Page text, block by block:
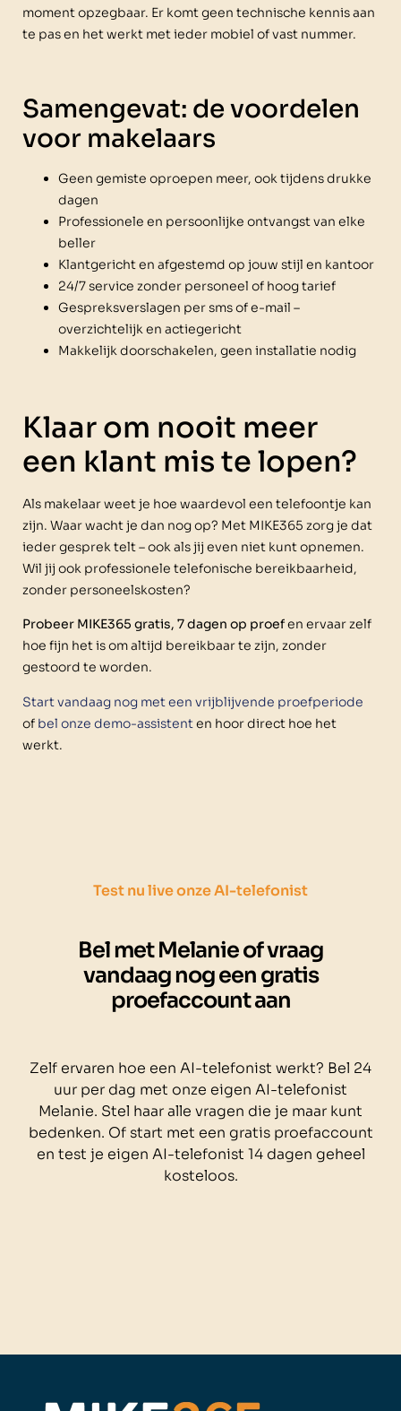
moment opzegbaar. Er komt geen technische kennis aan
te pas en het werkt met ieder mobiel of vast nummer.
Samengevat: de voordelen
voor makelaars
Geen gemiste oproepen meer, ook tijdens drukke
dagen
Professionele en persoonlijke ontvangst van elke
beller
Klantgericht en afgestemd op jouw stijl en kantoor
24/7 service zonder personeel of hoog tarief
Gespreksverslagen per sms of e-mail –
overzichtelijk en actiegericht
Makkelijk doorschakelen, geen installatie nodig
Klaar om nooit meer
een klant mis te lopen?
Als makelaar weet je hoe waardevol een telefoontje kan
zijn. Waar wacht je dan nog op? Met MIKE365 zorg je dat
ieder gesprek telt – ook als jij even niet kunt opnemen.
Wil jij ook professionele telefonische bereikbaarheid,
zonder personeelskosten?
Probeer MIKE365 gratis, 7 dagen op proefen ervaar zelf
hoe fijn het is om altijd bereikbaar te zijn, zonder
gestoord te worden.
Start vandaag nog met een vrijblijvende proefperiode
of bel onze demo-assistenten hoor direct hoe het
werkt.
Test nu live onze AI-telefonist
Bel met Melanie of vraag
vandaag nog een gratis
proefaccount aan
Zelf ervaren hoe een AI-telefonist werkt? Bel 24
uur per dag met onze eigen AI-telefonist
Melanie. Stel haar alle vragen die je maar kunt
bedenken. Of start met een gratis proefaccount
en test je eigen AI-telefonist 14 dagen geheel
kosteloos.